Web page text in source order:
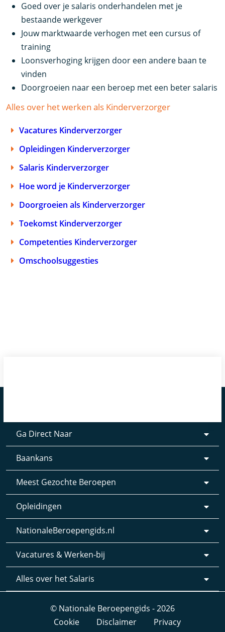
Goed over je salaris onderhandelen met je
bestaande werkgever
Jouw marktwaarde verhogen met een cursus of
training
Loonsverhoging krijgen door een andere baan te
vinden
Doorgroeien naar een beroep met een beter salaris
Alles over het werken als Kinderverzorger
Vacatures Kinderverzorger
Opleidingen Kinderverzorger
Salaris Kinderverzorger
Hoe word je Kinderverzorger
Doorgroeien als Kinderverzorger
Toekomst Kinderverzorger
Competenties Kinderverzorger
Omschoolsuggesties
Ga Direct Naar
Baankans
Meest Gezochte Beroepen
Opleidingen
NationaleBeroepengids.nl
Vacatures & Werken-bij
Alles over het Salaris
© Nationale Beroepengids - 2026
Cookie
Disclaimer
Privacy